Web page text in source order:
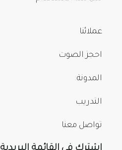
عملائنا
احجز الصوت
المدونة
التدريب
تواصل معنا